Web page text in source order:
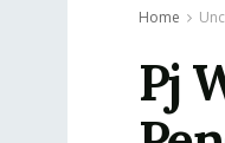
Home
Pj